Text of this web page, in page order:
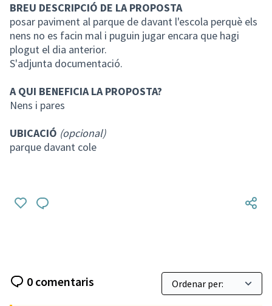
BREU DESCRIPCIÓ DE LA PROPOSTA
posar paviment al parque de davant l'escola perquè els
nens no es facin mal i puguin jugar encara que hagi
plogut el dia anterior.
S'adjunta documentació.
A QUI BENEFICIA LA PROPOSTA?
Nens i pares
UBICACIÓ (opcional)
parque davant cole
0 comentaris